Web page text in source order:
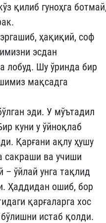
қилиб гуноҳга
ҳақиқий, соф
эсдан
лобуд. Шу ўринда бир
мақсадга
эди. У мўътадил
куни у ўйноқлаб
Қарғани ақлу ҳушу
сакраши ва учиши
– ўйлай унга тақлид
Ҳаддидан ошиб, бор
қарғаларга хос
истаб қолди.